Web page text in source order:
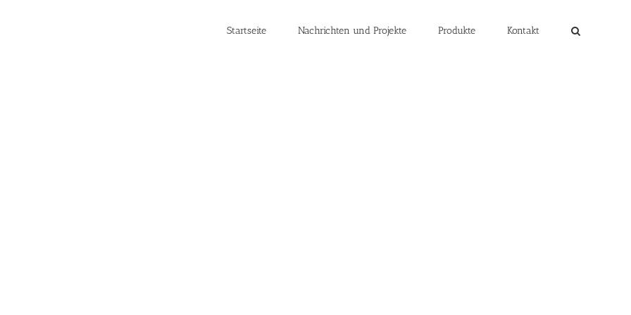
Startseite Nachrichten und Projekte Produkte Kontakt